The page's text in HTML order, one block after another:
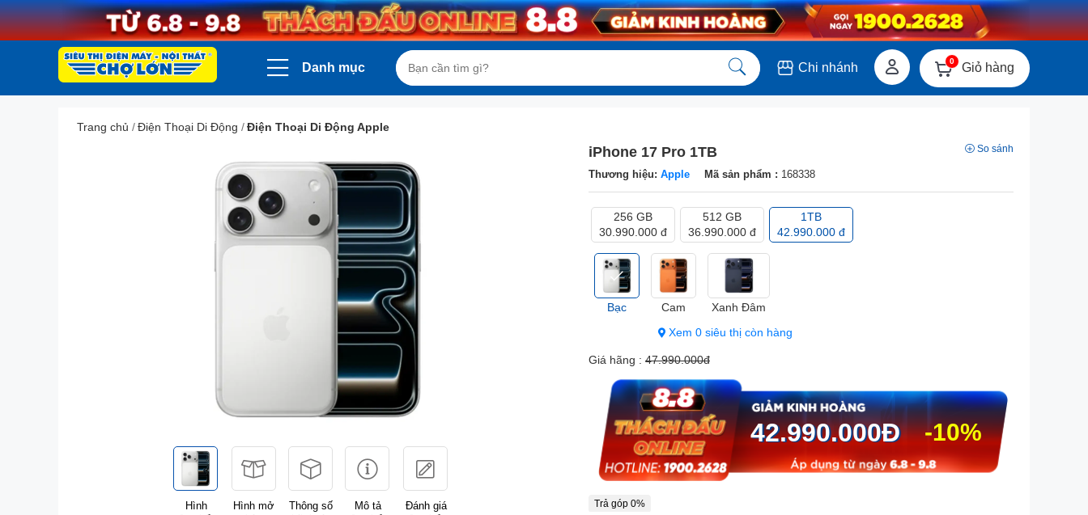
Danh mục Chi nhánh 0 Giỏ hàng
Trang chủ /Điện Thoại Di Động /Điện Thoại Di Động Apple
Hình
Hình mở
Thông số
Mô tả
Đánh giá
iPhone 17 Pro 1TB
Thương hiệu: Apple Mã sản phẩm : 168338
So sánh
256 GB
30.990.000 đ
512 GB
36.990.000 đ
1TB
42.990.000 đ
Bạc Cam
Xanh Đâm
Xem 0 siêu thị còn hàng
Giá hãng : 47.990.000đ
-10%
42.990.000Đ
Trả góp 0%